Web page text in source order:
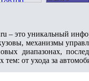
– это уникальный
механизмы
диапазонах,
от ухода за